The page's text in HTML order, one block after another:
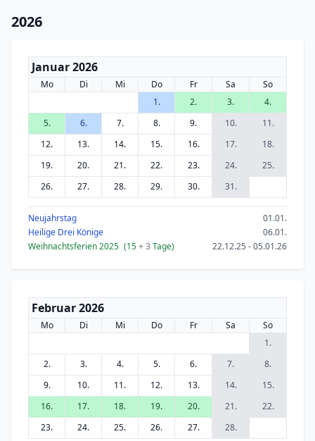
2026
Januar 2026
Mo Di Mi Do Fr Sa
So
1.
2. 3.
4.
5.
6. 7. 8. 9. 10.
11.
12.
13. 14. 15. 16. 17.
18.
19.
20. 21. 22. 23. 24.
25.
26.
27. 28. 29. 30. 31.
Neujahrstag
01.01.
Heilige Drei Könige
06.01.
Weihnachtsferien 2025 (15+ 3 Tage) 22.12.25 - 05.01.26
Februar 2026
Mo Di Mi Do Fr Sa
So
1.
2.
3. 4. 5. 6. 7.
8.
9.
10. 11. 12. 13. 14.
15.
16.
17. 18. 19. 20. 21.
22.
23.
24. 25. 26. 27. 28.